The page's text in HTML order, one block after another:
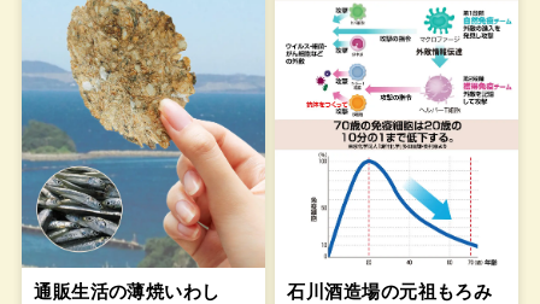
通販生活の薄焼いわし
石川酒造場の元祖もろみ